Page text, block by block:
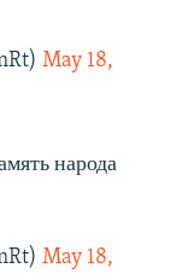
May 18,
народа
May 18,